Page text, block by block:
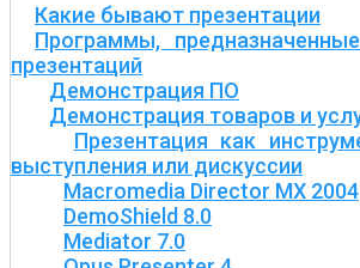
Какие бывают презентации
Программы,
презентаций
Демонстрация ПО
Демонстрация товаров и
Презентация как
выступления или дискуссии
Macromedia Director MX 2004
DemoShield 8.0
Mediator 7.0